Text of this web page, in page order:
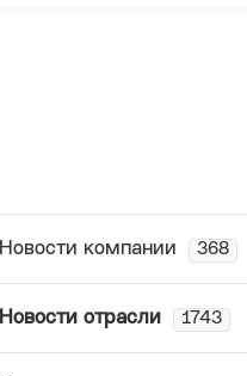
Новости компании 368
Новости отрасли 1743